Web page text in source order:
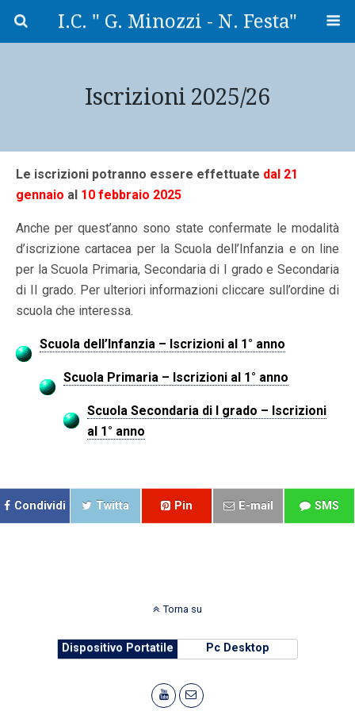
I.C. " G. Minozzi - N. Festa"
Iscrizioni 2025/26
Le iscrizioni potranno essere effettuate dal 21
gennaio al 10 febbraio 2025
Anche per quest’anno sono state confermate le modalità
d’iscrizione cartacea per la Scuola dell’Infanzia e on line
per la Scuola Primaria, Secondaria di I grado e Secondaria
di II grado. Per ulteriori informazioni cliccare sull’ordine di
scuola che interessa.
Scuola dell’Infanzia – Iscrizioni al 1° anno
Scuola Primaria – Iscrizioni al 1° anno
Scuola Secondaria di I grado – Iscrizioni
al 1° anno
Condividi Twitta Pin E-mail SMS
Torna su
Dispositivo Portatile Pc Desktop